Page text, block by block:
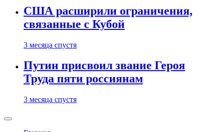
США расширили ограничения,
связанные с Кубой
3 месяца спустя
Путин присвоил звание Героя
Труда пяти россиянам
3 месяца спустя